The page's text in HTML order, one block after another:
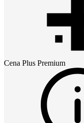
Cena Plus Premium